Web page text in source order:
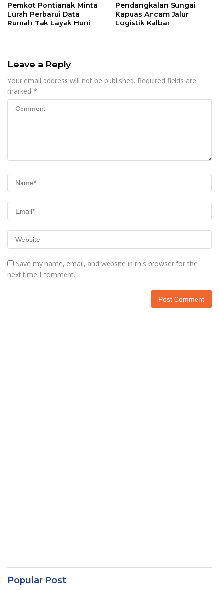
Pemkot Pontianak Minta
Lurah Perbarui Data
Rumah Tak Layak Huni
Pendangkalan Sungai
Kapuas Ancam Jalur
Logistik Kalbar
Leave a Reply
Your email address will not be published. Required fields are
marked *
Save my name, email, and website in this browser for the
next time I comment.
Popular Post